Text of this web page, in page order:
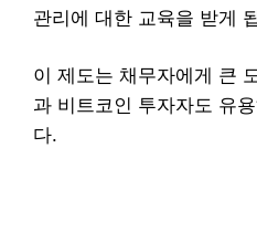
관리에 대한 교육을 받게
이 제도는 채무자에게 큰
과 비트코인 투자자도 유
다.